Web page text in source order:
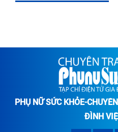
PHỤ NỮ SỨC KHỎE-
ĐÌNH